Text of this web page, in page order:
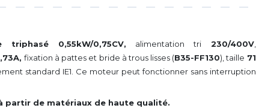
triphasé 0,55kW/0,75CV, alimentation tri 230/400V,
fixation à pattes et bride à trous lisses (B35-FF130), taille 71
standard IE1. Ce moteur peut fonctionner sans interruption
partir de matériaux de haute qualité.